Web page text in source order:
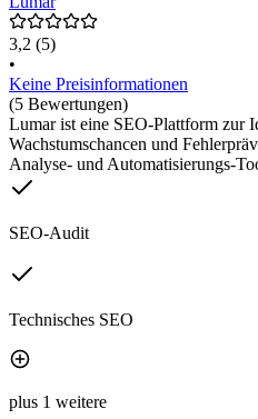
3,2 (5)
•
Keine Preisinformationen
(5 Bewertungen)
Lumar ist eine SEO-Plattform zur
Wachstumschancen und
Analyse- und Automatisierungs-
SEO-Audit
Technisches SEO
plus 1 weitere